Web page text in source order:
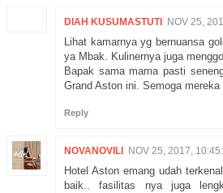
DIAH KUSUMASTUTI NOV 25,
Lihat kamarnya yg bernuansa
ya Mbak. Kulinernya juga
Bapak sama mama pasti
Grand Aston ini. Semoga
Reply
NOVANOVILI NOV 25, 2017,
Hotel Aston emang udah
baik.. fasilitas nya juga